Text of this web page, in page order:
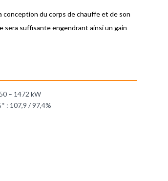
conception du corps de chauffe et de son
sera suffisante engendrant ainsi un gain
– 1472 kW
: 107,9 / 97,4%